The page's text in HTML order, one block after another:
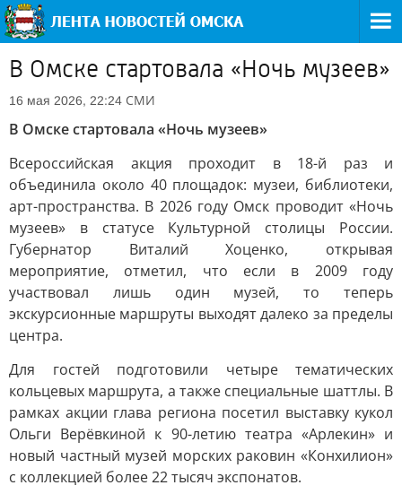
В Омске стартовала «Ночь музеев»
16 мая 2026, 22:24 СМИ
В Омске стартовала «Ночь музеев»
Всероссийская акция проходит в 18-й раз и
объединила около 40 площадок: музеи, библиотеки,
арт-пространства. В 2026 году Омск проводит «Ночь
музеев» в статусе Культурной столицы России.
Губернатор Виталий Хоценко, открывая
мероприятие, отметил, что если в 2009 году
участвовал лишь один музей, то теперь
экскурсионные маршруты выходят далеко за пределы
центра.
Для гостей подготовили четыре тематических
кольцевых маршрута, а также специальные шаттлы. В
рамках акции глава региона посетил выставку кукол
Ольги Верёвкиной к 90-летию театра «Арлекин» и
новый частный музей морских раковин «Конхилион»
с коллекцией более 22 тысяч экспонатов.